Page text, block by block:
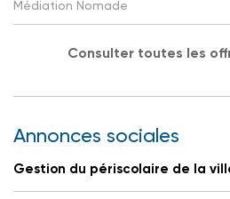
Médiation Nomade
Consulter toutes les
Annonces sociales
Gestion du périscolaire de la